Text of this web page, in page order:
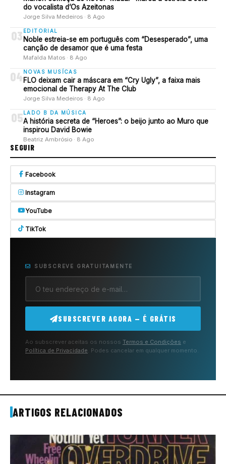
do vocalista d’Os Azeitonas
Jorge Silva Medeiros · 8 Ago
03 EDITORIAL
Noble estreia-se em português com “Desesperado”, uma
canção de desamor que é uma festa
Mafalda Matos · 8 Ago
04 NOVAS MUSÍCAS
FLO deixam cair a máscara em “Cry Ugly”, a faixa mais
emocional de Therapy At The Club
Jorge Silva Medeiros · 8 Ago
05 LADO B DA MÚSICA
A história secreta de “Heroes”: o beijo junto ao Muro que
inspirou David Bowie
Beatriz Ambrósio · 8 Ago
SEGUIR
Facebook
Instagram
YouTube
TikTok
SUBSCREVE GRATUITAMENTE
SUBSCREVER AGORA — É GRÁTIS
Ao subscrever aceitas os nossos Termos e Condições e
Política de Privacidade. Podes cancelar em qualquer momento.
ARTIGOS RELACIONADOS